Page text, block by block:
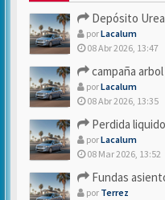
Depósito
porLacalum
08 Abr 2026, 13:47
campaña
porLacalum
08 Abr 2026, 13:35
Perdida liquido
porLacalum
08 Mar 2026, 13:52
Fundas
por Terrez